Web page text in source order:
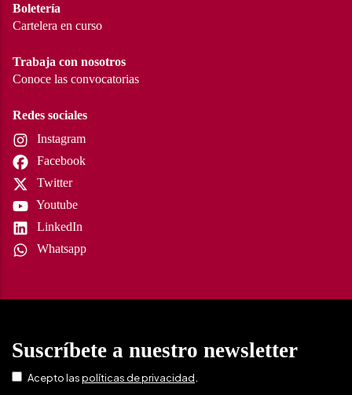
Boletería
Cartelera en curso
Trabaja con nosotros
Conoce las convocatorias
Redes sociales
Instagram
Facebook
Twitter
Youtube
LinkedIn
Whatsapp
Suscríbete a nuestro newsletter
Acepto laspolíticas de privacidad.